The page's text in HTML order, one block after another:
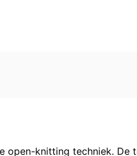
open-knitting techniek.